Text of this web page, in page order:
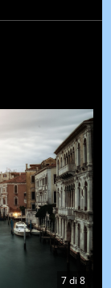
7di 8